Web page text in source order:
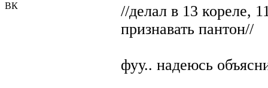
ВК
//делал в 13 кореле,
признавать пантон//
фуу.. надеюсь